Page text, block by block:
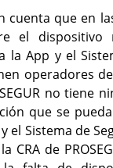
que en
el
la App y el
operadores
no tiene
que se
el Sistema de
CRA de